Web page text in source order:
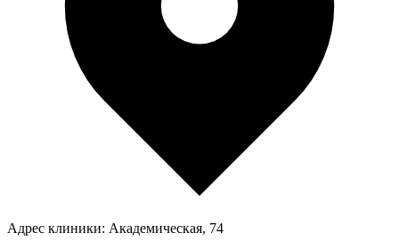
Адрес клиники: Академическая, 74